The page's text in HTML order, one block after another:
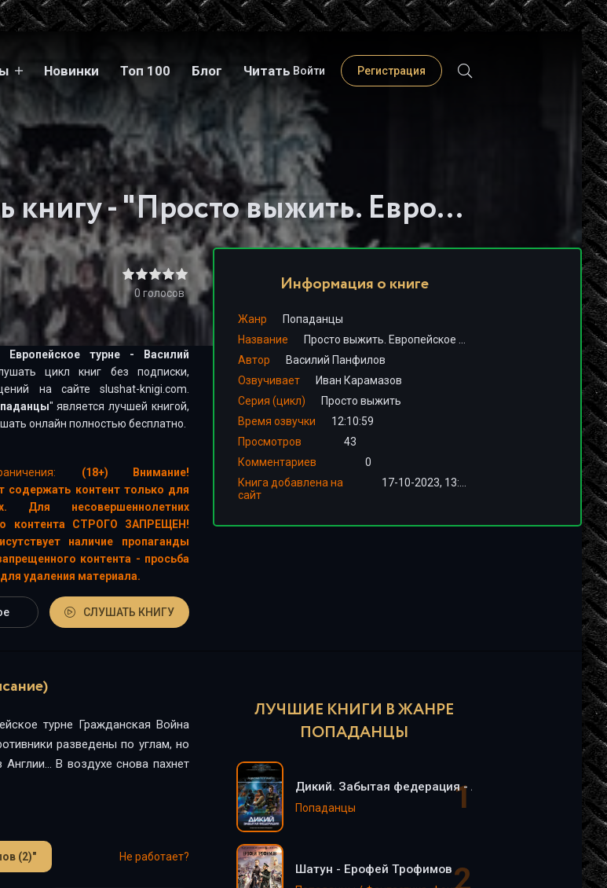
Новинки Топ 100 Блог Читать Войти Регистрация
Слушать книгу - "Просто выжить. Европейское турне - Василий Панфилов (2)"
0 голосов
турне - Василий
цикл книг без подписки,
на сайте slushat-knigi.com.
" является лучшей книгой,
онлайн полностью бесплатно.
(18+) Внимание!
содержать контент только для
Для несовершеннолетних
контента СТРОГО ЗАПРЕЩЕН!
наличие пропаганды
контента - просьба
удаления материала.
СЛУШАТЬ КНИГУ
Информация о книге
Жанр
Попаданцы
Название
Автор
Василий Панфилов
Озвучивает
Иван Карамазов
Серия (цикл)
Просто выжить
Время озвучки
12:10:59
Просмотров
43
Комментариев
0
Книга добавлена на
сайт
турне Гражданская Война
разведены по углам, но
В воздухе снова пахнет
(2)" Не работает?
ЛУЧШИЕ КНИГИ В ЖАНРЕ
ПОПАДАНЦЫ
Дикий. Забытая федерация - Алексей Поганец (2)
Попаданцы
Шатун - Ерофей Трофимов